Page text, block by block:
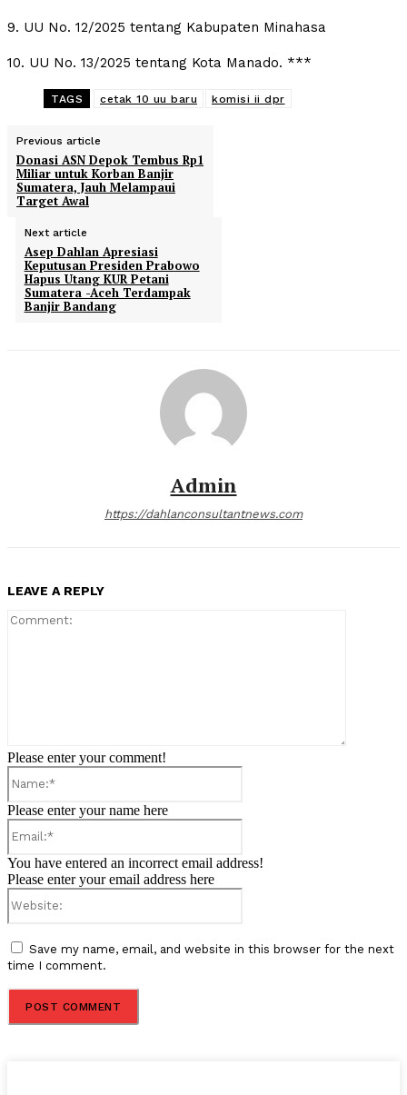
9. UU No. 12/2025 tentang Kabupaten Minahasa
10. UU No. 13/2025 tentang Kota Manado. ***
TAGS cetak 10 uu baru komisi ii dpr
Previous article
Donasi ASN Depok Tembus Rp1
Miliar untuk Korban Banjir
Sumatera, Jauh Melampaui
Target Awal
Next article
Asep Dahlan Apresiasi
Keputusan Presiden Prabowo
Hapus Utang KUR Petani
Sumatera -Aceh Terdampak
Banjir Bandang
Admin
https://dahlanconsultantnews.com
LEAVE A REPLY
Please enter your comment!
Please enter your name here
You have entered an incorrect email address!
Please enter your email address here
Save my name, email, and website in this browser for the next
time I comment.